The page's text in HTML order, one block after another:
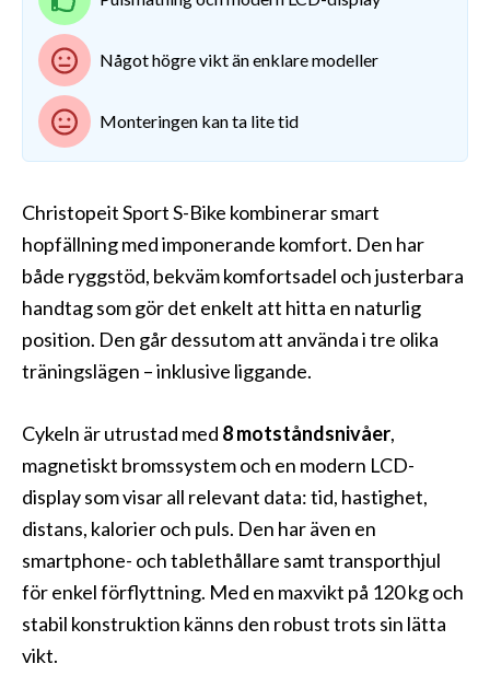
Något högre vikt än enklare modeller
Monteringen kan ta lite tid
Christopeit Sport S-Bike kombinerar smart
hopfällning med imponerande komfort. Den har
både ryggstöd, bekväm komfortsadel och justerbara
handtag som gör det enkelt att hitta en naturlig
position. Den går dessutom att använda i tre olika
träningslägen – inklusive liggande.
Cykeln är utrustad med 8 motståndsnivåer,
magnetiskt bromssystem och en modern LCD-
display som visar all relevant data: tid, hastighet,
distans, kalorier och puls. Den har även en
smartphone- och tablethållare samt transporthjul
för enkel förflyttning. Med en maxvikt på 120 kg och
stabil konstruktion känns den robust trots sin lätta
vikt.